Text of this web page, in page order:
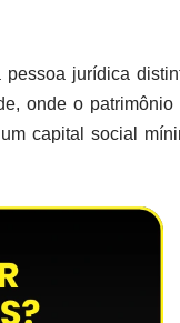
jurídica
onde o patrimônio
capital social